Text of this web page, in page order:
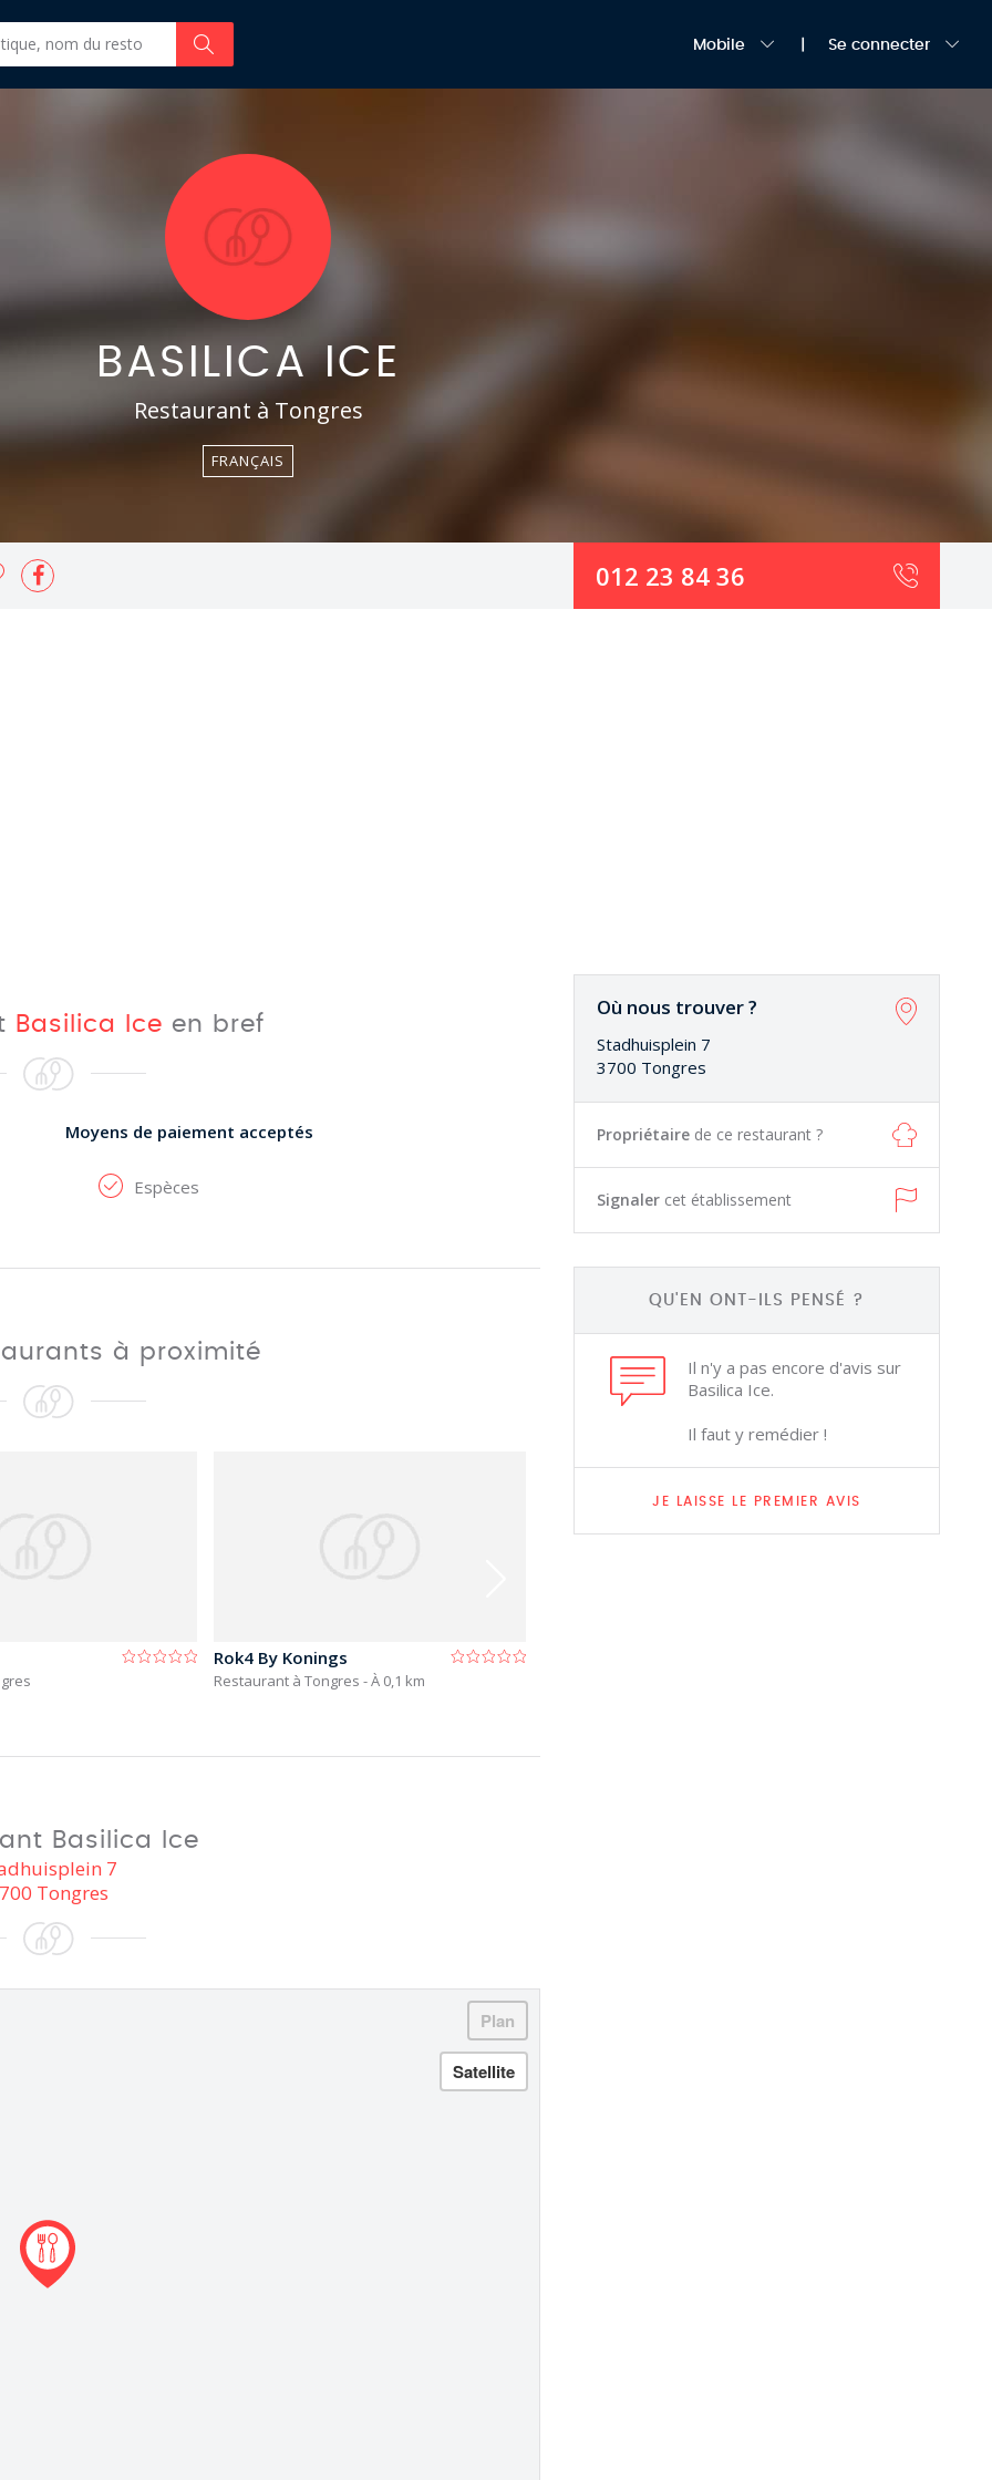
Mobile Se connecter
BASILICA ICE
Restaurant à Tongres
FRANÇAIS
012 23 84 36
Où nous trouver ?
Stadhuisplein 7
3700 Tongres
Propriétaire de ce restaurant ?
Signaler cet établissement
QU'EN ONT-ILS PENSÉ ?
Il n'y a pas encore d'avis sur
Basilica Ice.
Il faut y remédier !
JE LAISSE LE PREMIER AVIS
Basilica Ice en bref
Moyens de paiement acceptés
Espèces
à proximité
Rok4 By Konings
Restaurant à Tongres - À 0,1 km
Basilica Ice
7
Tongres